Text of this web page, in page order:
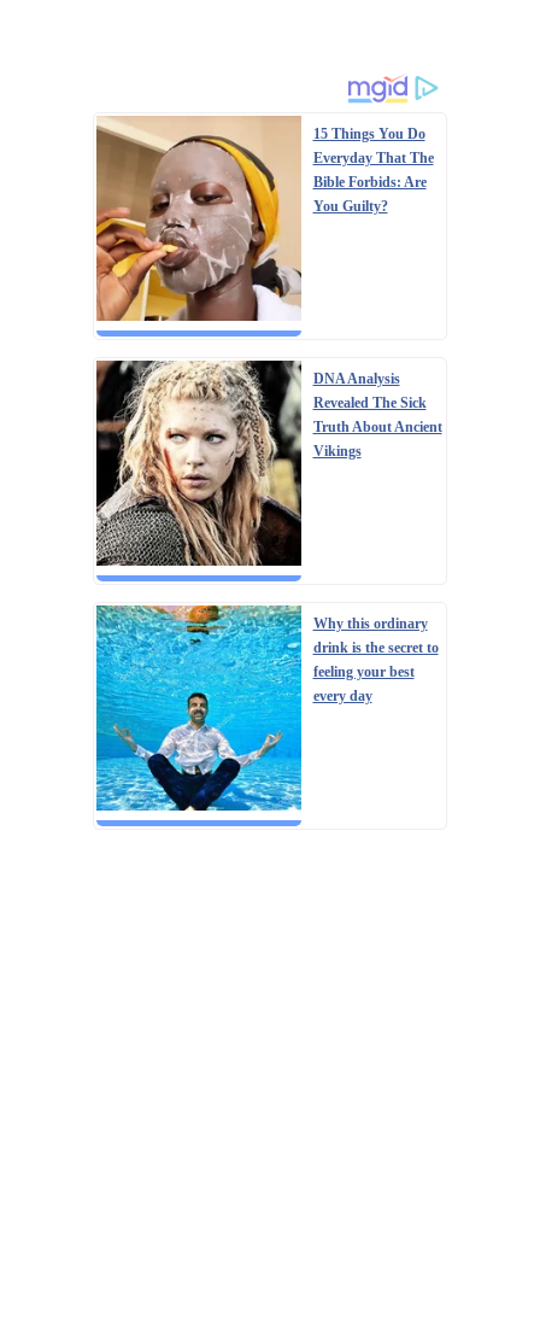
15 Things You Do
Everyday That The
Bible Forbids: Are
You Guilty?
DNA Analysis
Revealed The Sick
Truth About Ancient
Vikings
Why this ordinary
drink is the secret to
feeling your best
every day